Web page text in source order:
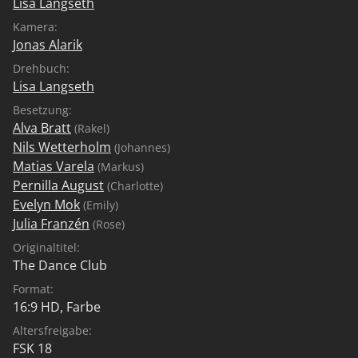
Kamera:
Jonas Alarik
Drehbuch:
Lisa Langseth
Besetzung:
Alva Bratt (Rakel)
Nils Wetterholm (Johannes)
Matias Varela (Markus)
Pernilla August (Charlotte)
Evelyn Mok (Emily)
Julia Franzén (Rose)
Originaltitel:
The Dance Club
Format:
16:9 HD, Farbe
Altersfreigabe:
FSK 18